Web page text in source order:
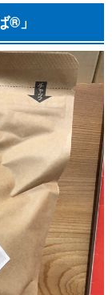
®」